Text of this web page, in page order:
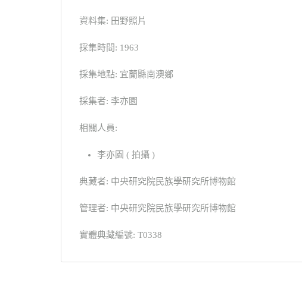
資料集: 田野照片
採集時間: 1963
採集地點: 宜蘭縣南澳鄉
採集者: 李亦園
相關人員:
李亦園 ( 拍攝 )
典藏者: 中央研究院民族學研究所博物館
管理者: 中央研究院民族學研究所博物館
實體典藏編號: T0338